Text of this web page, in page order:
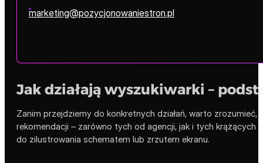
marketing@pozycjonowaniestron.pl
Jak działają wyszukiwarki –
Zanim przejdziemy do konkretnych działań, warto
rekomendacji – zarówno tych od agencji, jak i tych
do zilustrowania schematem lub zrzutem ekranu.